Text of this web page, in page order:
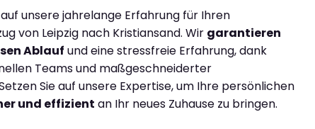
unsere jahrelange Erfahrung für Ihren
von Leipzig nach Kristiansand. Wir garantieren
Ablauf und eine stressfreie Erfahrung, dank
Teams und maßgeschneiderter
Sie auf unsere Expertise, um Ihre persönlichen
und effizient an Ihr neues Zuhause zu bringen.